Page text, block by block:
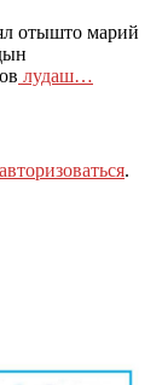
отышто марий
лудаш…
авторизоваться.